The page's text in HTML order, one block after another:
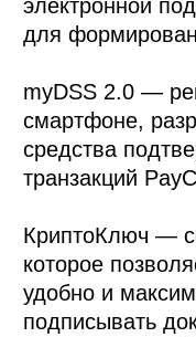
электронной
для
myDSS 2.0 —
смартфоне,
средства
транзакций
КриптоКлюч —
которое
удобно и
подписывать